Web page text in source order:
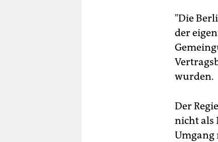
"Die
der
wurden.
Der
nicht als
Umgang